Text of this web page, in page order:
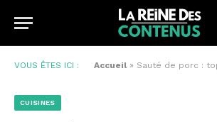
VOUS ÊTES ICI : Accueil » Sauté de porc : top 3 des
CUISINES